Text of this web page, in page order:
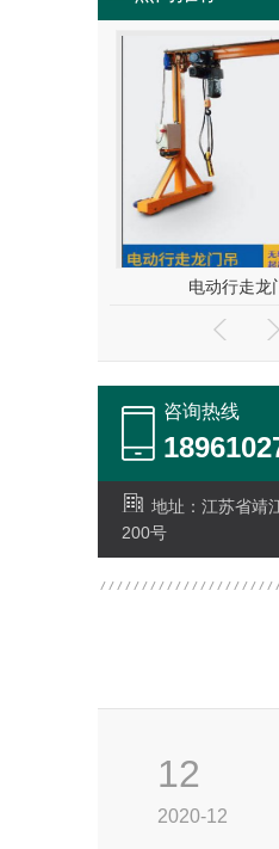
电动行走龙
咨询热线
地址：江苏省靖
200号
12
2020-12